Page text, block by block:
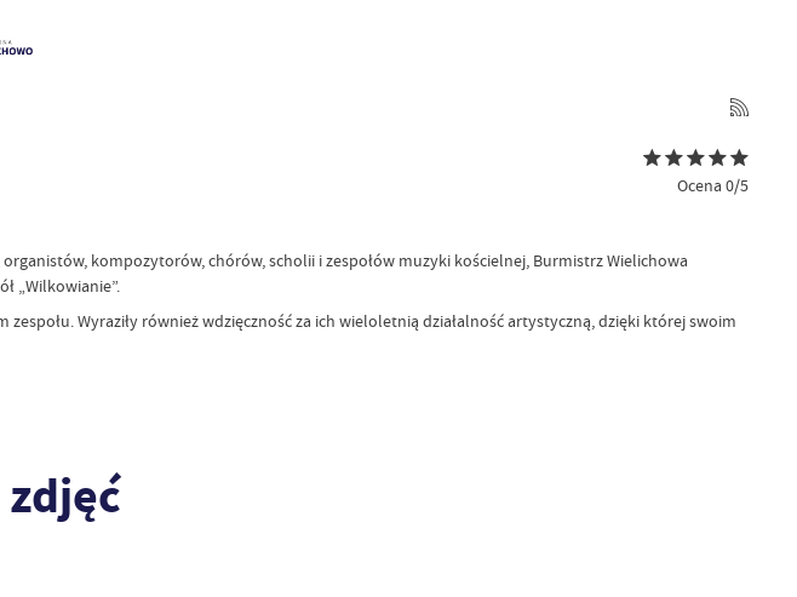
Ocena 0/5
kompozytorów, chórów, scholii i zespołów muzyki kościelnej, Burmistrz Wielichowa
„Wilkowianie”.
Wyraziły również wdzięczność za ich wieloletnią działalność artystyczną, dzięki której swoim